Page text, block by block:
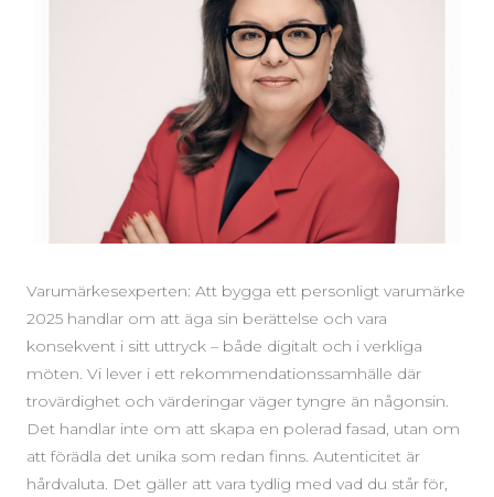
Varumärkesexperten: Att bygga ett personligt varumärke
2025 handlar om att äga sin berättelse och vara
konsekvent i sitt uttryck – både digitalt och i verkliga
möten. Vi lever i ett rekommendationssamhälle där
trovärdighet och värderingar väger tyngre än någonsin.
Det handlar inte om att skapa en polerad fasad, utan om
att förädla det unika som redan finns. Autenticitet är
hårdvaluta. Det gäller att vara tydlig med vad du står för,